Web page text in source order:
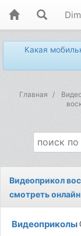
Какая
Главная
Видеоприкол
смотреть
Видеоприколы